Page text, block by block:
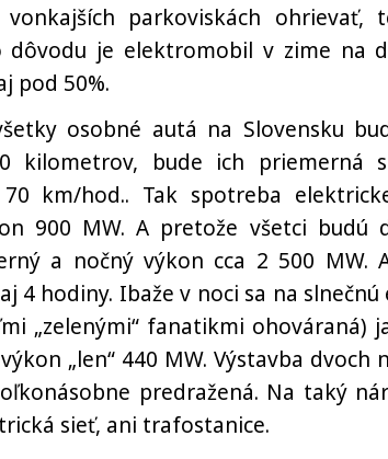
parkoviskách
je elektromobil v zime na
pod 50%.
osobné autá na Slovensku
kilometrov, bude ich priemerná
70 km/hod.. Tak spotreba
900 MW. A pretože všetci budú
a nočný výkon cca 2 500
4 hodiny. Ibaže v noci sa na
„zelenými“ fanatikmi ohováraná)
„len“ 440 MW. Výstavba
predražená. Na taký
sieť, ani trafostanice.